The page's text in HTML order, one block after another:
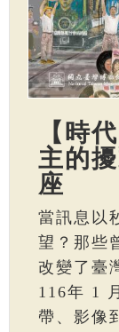
【時
主的
座
當訊息以
望？那些
改變了臺
116年 1
帶、影像